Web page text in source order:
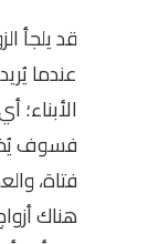
قد يلجأ
عندما
فسوف
فتاة،
هناك